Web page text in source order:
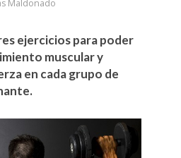
Maldonado
ejercicios para poder
muscular y
en cada grupo de